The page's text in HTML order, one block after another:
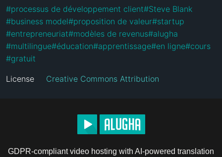
#processus de développement client#Steve Blank
#business model#proposition de valeur#startup
#entrepreneuriat#modèles de revenus#alugha
#multilingue#éducation#apprentissage#en ligne#cours
#gratuit
License Creative Commons Attribution
GDPR-compliant video hosting with AI-powered translation